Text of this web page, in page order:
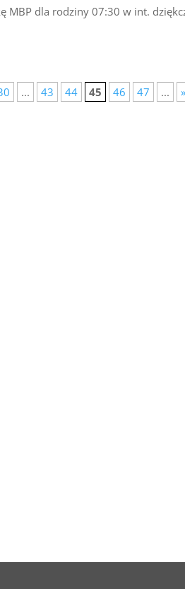
MBP dla rodziny 07:30 w int.
... 43 44 45 46 47 ... »